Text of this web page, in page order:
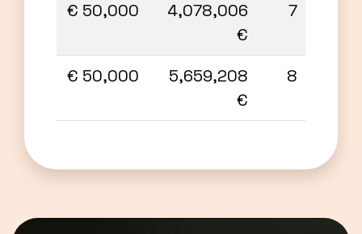
7
4,078,006
€
50,000 €
8
5,659,208
€
50,000 €